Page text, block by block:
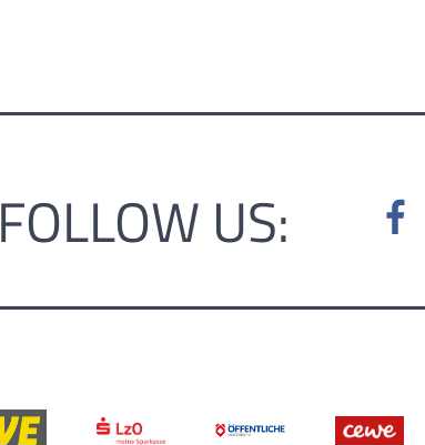
FOLLOW US: